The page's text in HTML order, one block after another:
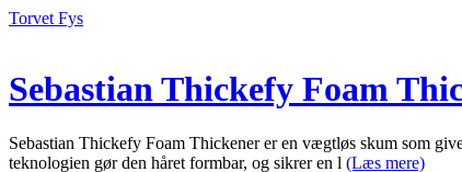
Torvet Fys
Sebastian Thickefy Foam
Sebastian Thickefy Foam Thickener er en vægtløs skum som
teknologien gør den håret formbar, og sikrer en l (Læs mere)